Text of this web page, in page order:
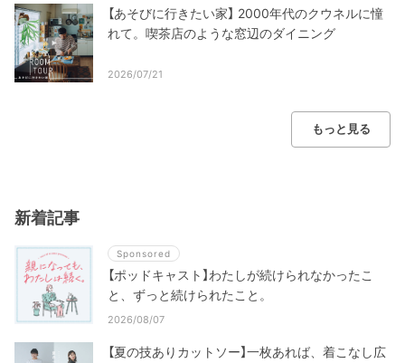
【あそびに行きたい家】 2000年代のクウネルに憧
れて。喫茶店のような窓辺のダイニング
2026/07/21
もっと見る
新着記事
Sponsored
【ポッドキャスト】わたしが続けられなかったこ
と、ずっと続けられたこと。
2026/08/07
【夏の技ありカットソー】一枚あれば、着こなし広